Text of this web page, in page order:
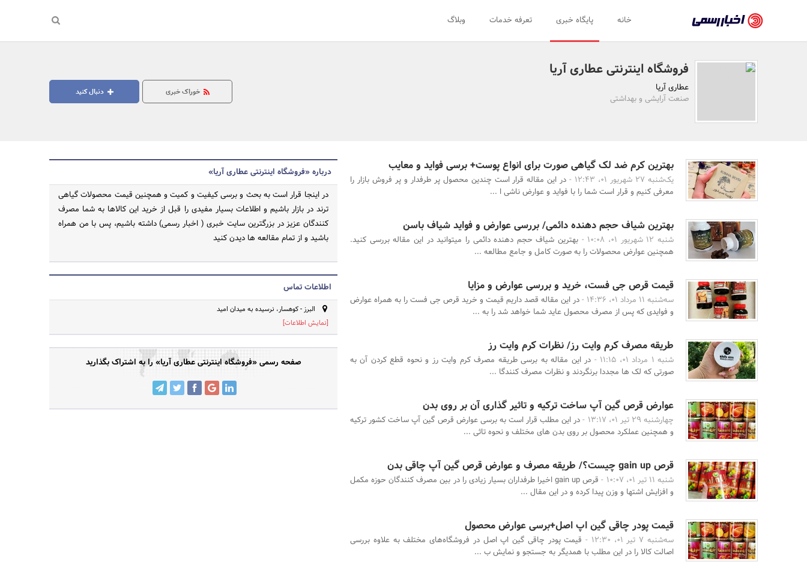
رسمی
-
اخبار
تایید
سازمان‌ها
و
روابط
عمومی‌ها
خانه پایگاه خبری تعرفه خدمات وبلاگ
فروشگاه اینترنتی عطاری آریا
عطاری آریا
صنعت آرایشی و بهداشتی
دنبال کنید خوراک خبری
بهترین کرم ضد لک گیاهی صورت برای انواع پوست+ برسی فواید و معایب
یک‌شنبه 27 شهریور 01، 12:43 -
در این مقاله قرار است چندین محصول پر طرفدار و پر فروش بازار را
معرفی کنیم و قرار است شما را با فواید و عوارض ناشی ا ...
بهترین شیاف حجم دهنده دائمی/ بررسی عوارض و فواید شیاف باسن
شنبه 12 شهریور 01، 10:08 -
بهترین شیاف حجم دهنده دائمی را میتوانید در این مقاله بررسی کنید.
همچنین عوارض محصولات را به صورت کامل و جامع مطالعه ...
قیمت قرص جی فست، خرید و بررسی عوارض و مزایا
سه‌شنبه 11 مرداد 01، 14:36 -
در این مقاله قصد داریم قیمت و خرید قرص جی فست را به همراه عوارض
و فوایدی که پس از مصرف محصول عاید شما خواهد شد را به ...
طریقه مصرف کرم وایت رز/ نظرات کرم وایت رز
شنبه 1 مرداد 01، 11:15 -
در این مقاله به برسی طریقه مصرف کرم وایت رز و نحوه قطع کردن آن به
صورتی که لک ها مجددا برنگردند و نظرات مصرف کنندگا ...
عوارض قرص گین آپ ساخت ترکیه و تاثیر گذاری آن بر روی بدن
چهارشنبه 29 تیر 01، 13:17 -
در این مطلب قرار است به برسی عوارض قرص گین آپ ساخت کشور ترکیه
و همچنین عملکرد محصول بر روی بدن های مختلف و نحوه تاثی ...
قرص gain up چیست؟/ طریقه مصرف و عوارض قرص گین آپ چاقی بدن
شنبه 11 تیر 01، 10:07 -
قرص gain up اخیرا طرفداران بسیار زیادی را در بین مصرف کنندگان حوزه مکمل
و افزایش اشتها و وزن پیدا کرده و در این مقال ...
قیمت پودر چاقی گین اپ اصل+برسی عوارض محصول
سه‌شنبه 7 تیر 01، 12:30 -
قیمت پودر چاقی گین اپ اصل در فروشگاه‌های مختلف به علاوه بررسی
اصالت کالا را در این مطلب با همدیگر به جستجو و نمایش ب ...
درباره «فروشگاه اینترنتی عطاری آریا»
در اینجا قرار است به بحث و برسی کیفیت و کمیت و همچنین قیمت محصولات گیاهی
ترند در بازار باشیم و اطلاعات بسیار مفیدی را قبل از خرید این کالاها به شما مصرف
کنندگان عزیز در بزرگترین سایت خبری ( اخبار رسمی) داشته باشیم، پس با من همراه
باشید و از تمام مقالعه ها دیدن کنید
اطلاعات تماس
البرز - کوهسار، نرسیده به میدان امید
[نمایش اطلاعات]
صفحه رسمی «فروشگاه اینترنتی عطاری آریا» را به اشتراک بگذارید